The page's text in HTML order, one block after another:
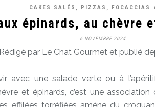
CAKES SALÉS, PIZZAS, FOCACCIAS ,
épinards, au chèvre
6 NOVEMBRE 2024
Rédigé par Le Chat Gourmet et publié
avec une salade verte ou à
et épinards, c’est une